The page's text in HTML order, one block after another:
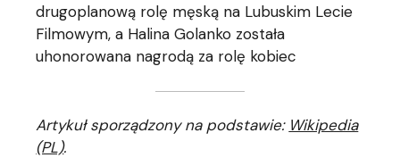
drugoplanową rolę męską na Lubuskim Lecie
Filmowym, a Halina Golanko została
uhonorowana nagrodą za rolę kobiec
Artykuł sporządzony na podstawie: Wikipedia
(PL).